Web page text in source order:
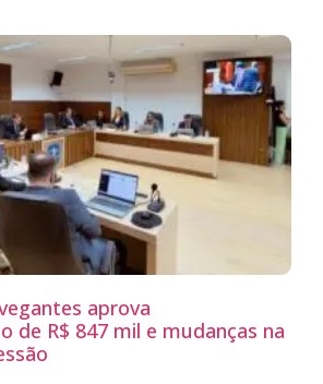
aprova
de R$ 847 mil e mudanças na